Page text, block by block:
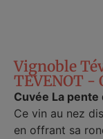
Vignoble
TEVENOT -
Cuvée La pente
Ce vin au nez
en offrant sa